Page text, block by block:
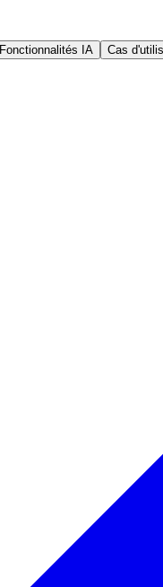
Fonctionnalités IA Cas